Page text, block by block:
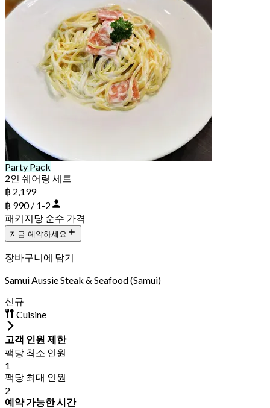
Party Pack
2인 쉐어링 세트
฿ 2,199
฿ 990 / 1-2
패키지당 순수 가격
지금 예약하세요
장바구니에 담기
Samui Aussie Steak & Seafood (Samui)
신규
Cuisine
고객 인원 제한
팩당 최소 인원
1
팩당 최대 인원
2
예약 가능한 시간